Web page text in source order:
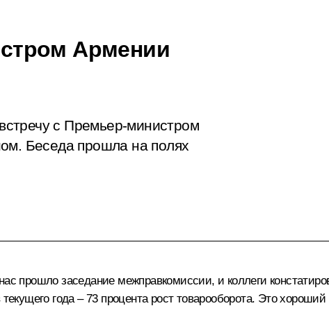
Армении
с Премьер-министром
Беседа прошла на полях
прошло заседание межправкомиссии, и коллеги
года – 73 процента рост товарооборота. Это хороший